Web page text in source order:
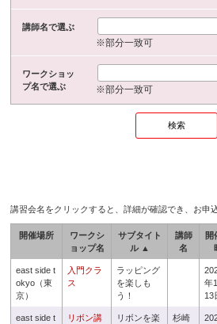
講師名で選ぶ
※部分一致可
ワークショッ
プ名で選ぶ
※部分一致可
講習会名をクリックすると、詳細が確認でき、お申
開催場所
ワークシ
ョップ名
サブタイト
ル ▲
講師
名
開
east side t
okyo（東
京）
入門クラ
ス
ラッピング
を楽しも
う！
年
13
east side t
リボン講
リボンを楽
杉崎